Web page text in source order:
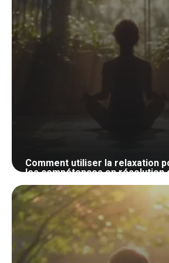
Comment utiliser la relaxation
les compétences en résolution
1 juin 2024